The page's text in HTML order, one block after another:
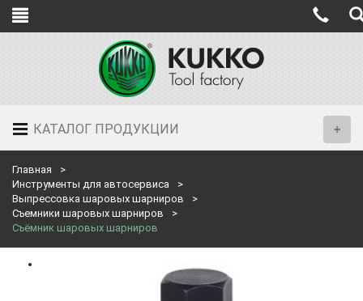
КАТАЛОГ ПРОДУКЦИИ
Главная
Инструменты для автосервиса
Выпрессовка шаровых шарниров
Съемники шаровых шарниров
Съёмник шаровых шарниров